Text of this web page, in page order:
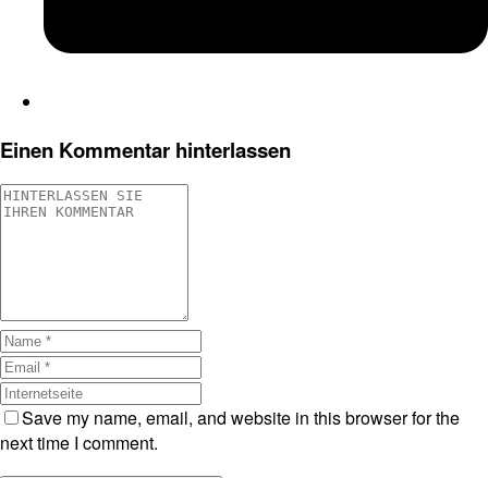
Einen Kommentar hinterlassen
Save my name, email, and website in this browser for the
next time I comment.